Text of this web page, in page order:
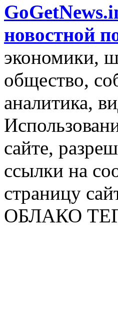
новостной
экономики,
общество,
аналитика,
сайте,
ссылки на
страницу
ОБЛАКО